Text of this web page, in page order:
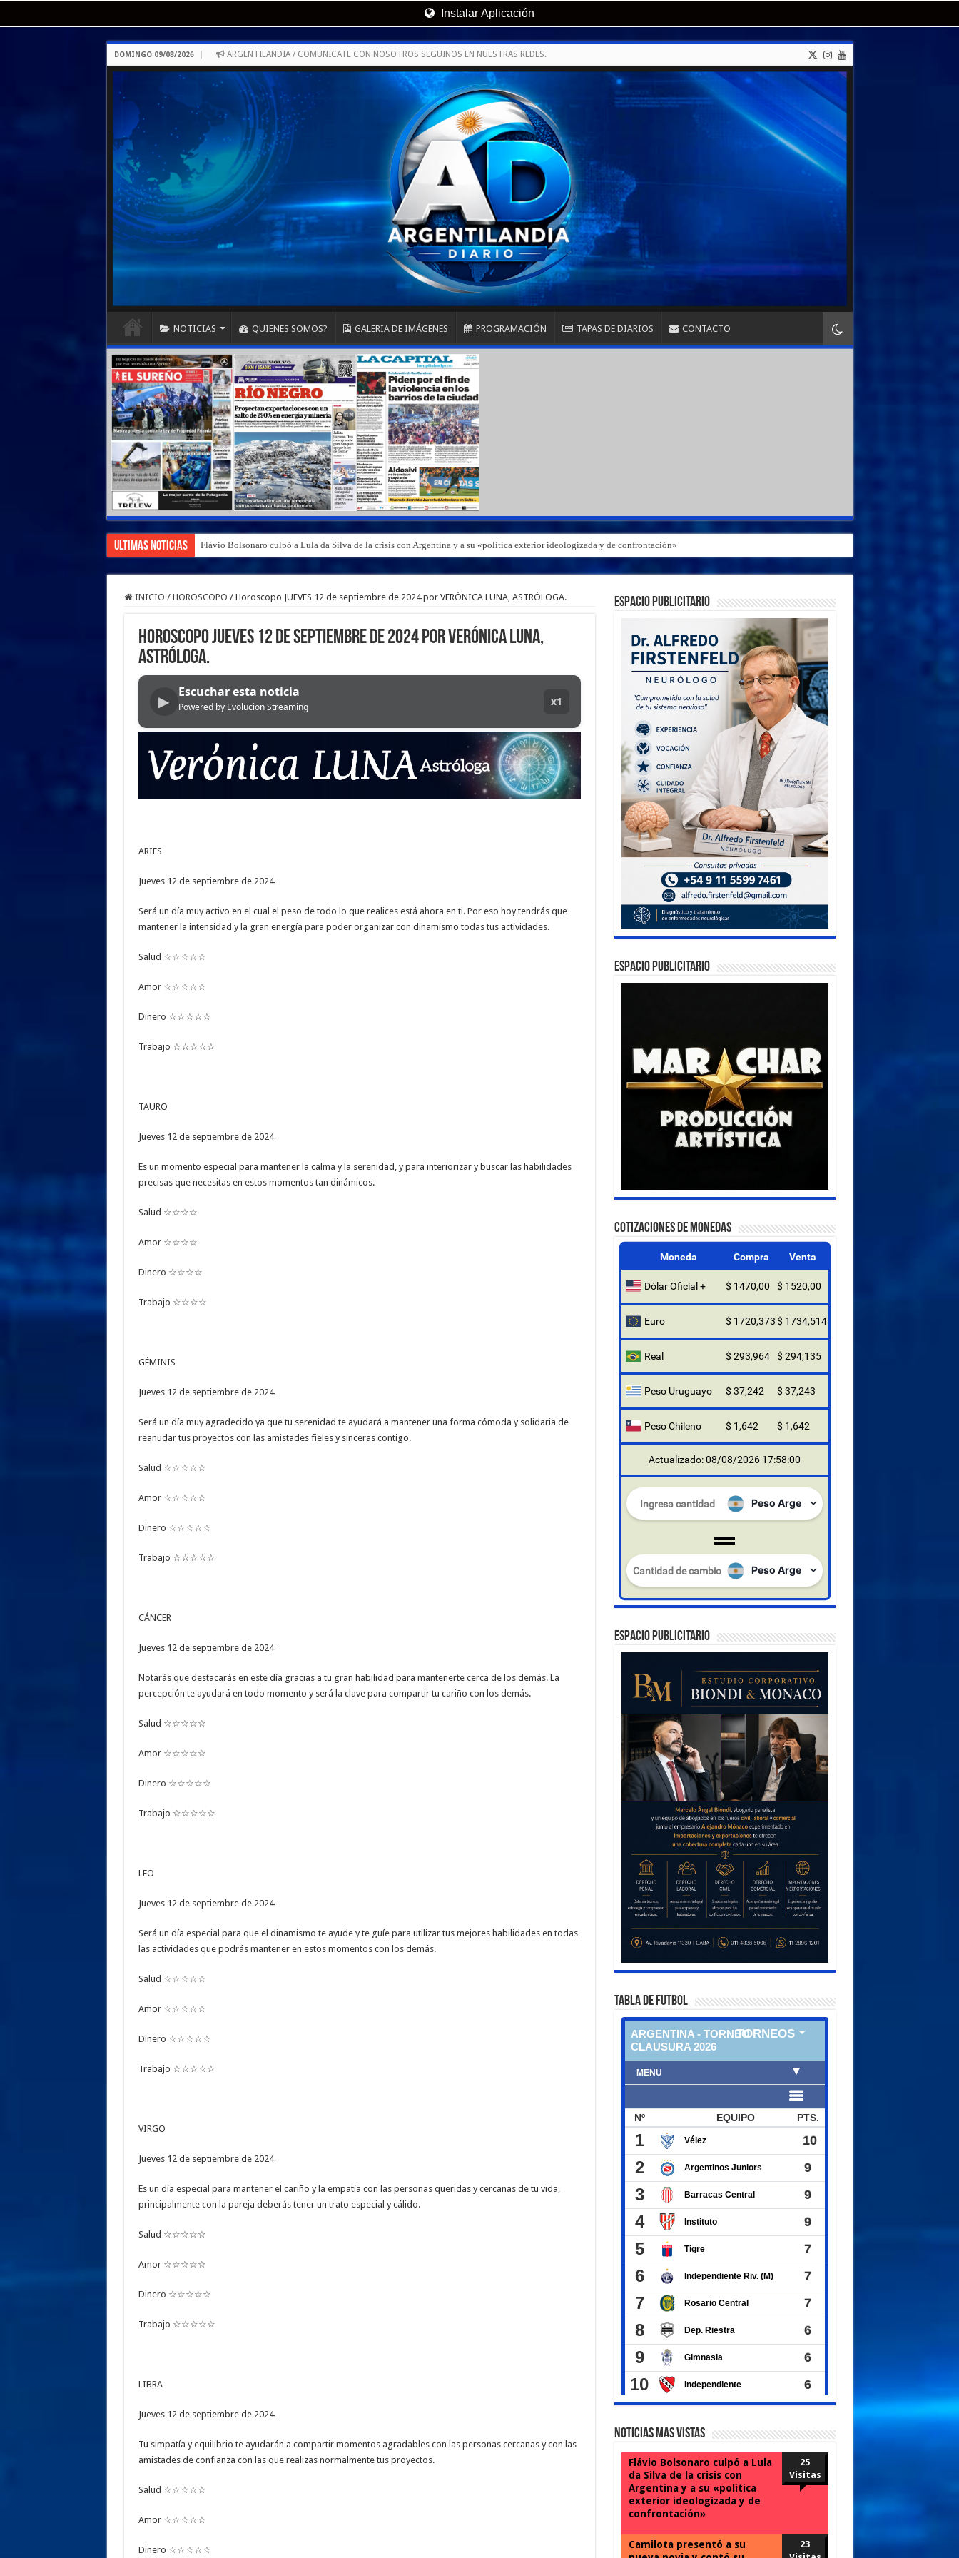
Instalar Aplicación
DOMINGO 09/08/2026 ARGENTILANDIA / COMUNICATE CON NOSOTROS SEGUINOS EN NUESTRAS REDES.
NOTICIAS QUIENES SOMOS? GALERIA DE IMÁGENES PROGRAMACIÓN TAPAS DE DIARIOS CONTACTO
Ultimas Noticias Flávio Bolsonaro culpó a Lula da Silva de la crisis con Argentina y a su «política exterior ideologizada y de confrontación»
INICIO / HOROSCOPO / Horoscopo JUEVES 12 de septiembre de 2024 por VERÓNICA LUNA, ASTRÓLOGA.
Horoscopo JUEVES 12 de septiembre de 2024 por VERÓNICA LUNA,
ASTRÓLOGA.
▶
Escuchar esta noticia
Powered by Evolucion Streaming x1
ARIES
Jueves 12 de septiembre de 2024
Será un día muy activo en el cual el peso de todo lo que realices está ahora en ti. Por eso hoy tendrás que
mantener la intensidad y la gran energía para poder organizar con dinamismo todas tus actividades.
Salud ☆☆☆☆☆
Amor ☆☆☆☆☆
Dinero ☆☆☆☆☆
Trabajo ☆☆☆☆☆
TAURO
Jueves 12 de septiembre de 2024
Es un momento especial para mantener la calma y la serenidad, y para interiorizar y buscar las habilidades
precisas que necesitas en estos momentos tan dinámicos.
Salud ☆☆☆☆
Amor ☆☆☆☆
Dinero ☆☆☆☆
Trabajo ☆☆☆☆
GÉMINIS
Jueves 12 de septiembre de 2024
Será un día muy agradecido ya que tu serenidad te ayudará a mantener una forma cómoda y solidaria de
reanudar tus proyectos con las amistades fieles y sinceras contigo.
Salud ☆☆☆☆☆
Amor ☆☆☆☆☆
Dinero ☆☆☆☆☆
Trabajo ☆☆☆☆☆
CÁNCER
Jueves 12 de septiembre de 2024
Notarás que destacarás en este día gracias a tu gran habilidad para mantenerte cerca de los demás. La
percepción te ayudará en todo momento y será la clave para compartir tu cariño con los demás.
Salud ☆☆☆☆☆
Amor ☆☆☆☆☆
Dinero ☆☆☆☆☆
Trabajo ☆☆☆☆☆
LEO
Jueves 12 de septiembre de 2024
Será un día especial para que el dinamismo te ayude y te guíe para utilizar tus mejores habilidades en todas
las actividades que podrás mantener en estos momentos con los demás.
Salud ☆☆☆☆☆
Amor ☆☆☆☆☆
Dinero ☆☆☆☆☆
Trabajo ☆☆☆☆☆
VIRGO
Jueves 12 de septiembre de 2024
Es un día especial para mantener el cariño y la empatía con las personas queridas y cercanas de tu vida,
principalmente con la pareja deberás tener un trato especial y cálido.
Salud ☆☆☆☆☆
Amor ☆☆☆☆☆
Dinero ☆☆☆☆☆
Trabajo ☆☆☆☆☆
LIBRA
Jueves 12 de septiembre de 2024
Tu simpatía y equilibrio te ayudarán a compartir momentos agradables con las personas cercanas y con las
amistades de confianza con las que realizas normalmente tus proyectos.
Salud ☆☆☆☆☆
Amor ☆☆☆☆☆
Dinero ☆☆☆☆☆
ESPACIO PUBLICITARIO
ESPACIO PUBLICITARIO
COTIZACIONES DE MONEDAS
Moneda Compra Venta
Dólar Oficial + $ 1470,00 $ 1520,00
Euro $ 1720,373$ 1734,514
Real $ 293,964 $ 294,135
Peso Uruguayo $ 37,242 $ 37,243
Peso Chileno $ 1,642 $ 1,642
Actualizado: 08/08/2026 17:58:00
ESPACIO PUBLICITARIO
TABLA DE FUTBOL
Noticias Mas Vistas
Flávio Bolsonaro culpó a Lula
da Silva de la crisis con
Argentina y a su «política
exterior ideologizada y de
confrontación»
25
Visitas
Camilota presentó a su
23